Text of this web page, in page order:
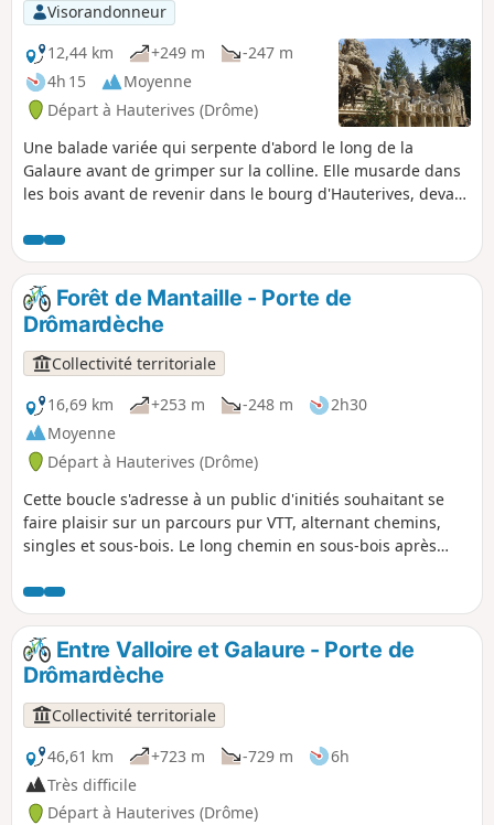
Visorandonneur
12,44 km
+249 m
-247 m
4h 15
Moyenne
Départ à Hauterives (Drôme)
Une balade variée qui serpente d'abord le long de la
Galaure avant de grimper sur la colline. Elle musarde dans
les bois avant de revenir dans le bourg d'Hauterives, devant
partir. Il y a un gué à traverser Si vous le souhaitez, vous
pouvez raccourcir le circuit et ne faire qu'une boucle de
7km.Forêt de Mantaille - Porte de
Drômardèche
Collectivité territoriale
16,69 km
+253 m -248 m
2h30
Moyenne
Départ à Hauterives (Drôme)
Cette boucle s'adresse à un public d'initiés souhaitant se
faire plaisir sur un parcours pur VTT, alternant chemins,
singles et sous-bois. Le long chemin en sous-bois après
prendre un peu de fraîcheur. La descente sur Hauterives
ravira les amoureux de singles.
Entre Valloire et Galaure - Porte de
Drômardèche
Collectivité territoriale
46,61 km
+723 m -729 m
6h
Très difficile
Départ à Hauterives (Drôme)